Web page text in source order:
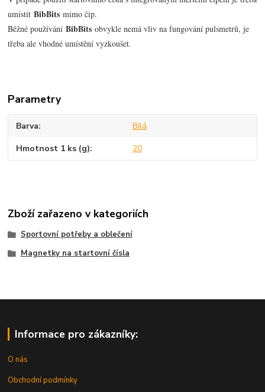
umístit BibBits mimo čip.
Běžné používání BibBits obvykle nemá vliv na fungování pulsmetrů, je
třeba ale vhodné umístění vyzkoušet.
Parametry
Barva Bílá
Hmotnost 1 ks (g) 20
Zboží zařazeno v kategoriích
Sportovní potřeby a oblečení
Magnetky na startovní čísla
Informace pro zákazníky:
O nás
Obchodní podmínky